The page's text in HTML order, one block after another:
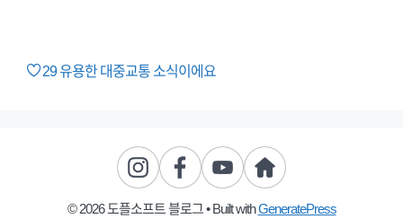
29유용한 대중교통 소식이에요
© 2026 도플소프트 블로그• Built withGeneratePress